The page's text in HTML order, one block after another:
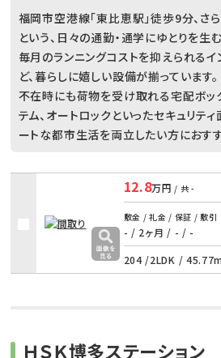
福岡市空港線「東比恵駅」徒歩9分、さ
という、日々の通勤・通学にゆとりを生
毎月のランニングコストを抑えられる
ど、暮らしに嬉しい設備が揃っています。
不在時にも荷物を受け取れる宅配ボッ
テム、オートロックといったセキュリテ
ートな都市生活を両立したい方におす
12.8万円 / 共-
敷金 / 礼金 / 保証 / 敷引
- / 2ヶ月 / - / -
204 /2LDK /
ＨＳＫ博多ステーション